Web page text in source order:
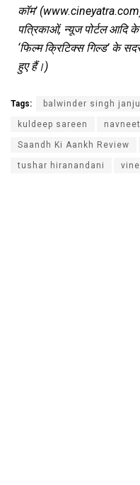
कॉम’
पत्रिकाओं, न्यूज पोर्टल आदि के
‘फिल्म क्रिटिक्स गिल्ड’ के
हुए हैं।)
Tags: balwinder singh
kuldeep sareen
Saandh Ki Aankh Review
tushar hiranandani